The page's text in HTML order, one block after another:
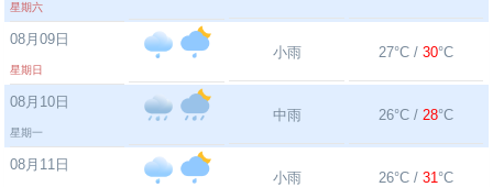
星期六
08月09日
星期日
小雨 27°C / 30°C
08月10日
星期一
中雨 26°C / 28°C
08月11日
小雨 26°C / 31°C